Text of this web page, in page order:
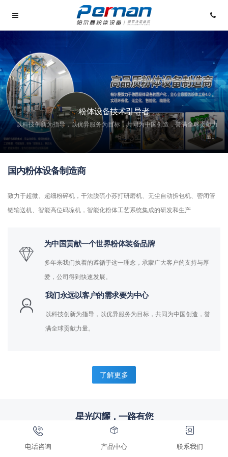
粉体设备技术引导者
以科技创新为指导，以优异服务为目标，共同为中国创造，誉满全球贡献力
量。
国内粉体设备制造商
致力于超微、超细粉碎机，干法脱硫小苏打研磨机、无尘自动拆包机、密闭管
链输送机、智能高位码垛机，智能化粉体工艺系统集成的研发和生产
为中国贡献一个世界粉体装备品牌
多年来我们执着的遵循于这一理念，承蒙广大客户的支持与厚
爱，公司得到快速发展。
我们永远以客户的需求要为中心
以科技创新为指导，以优异服务为目标，共同为中国创造，誉
满全球贡献力量。
了解更多
星光闪耀，一路有您
电话咨询
产品中心 联系我们